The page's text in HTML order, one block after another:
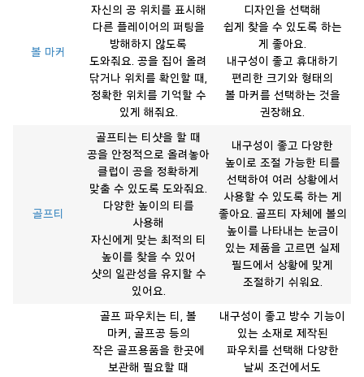
볼 마커
자신의 공 위치를 표시해
다른 플레이어의 퍼팅을
방해하지 않도록
도와줘요. 공을 집어 올려
닦거나 위치를 확인할 때,
정확한 위치를 기억할 수
있게 해줘요.
디자인을 선택해
쉽게 찾을 수 있도록 하는
게 좋아요.
내구성이 좋고 휴대하기
편리한 크기와 형태의
볼 마커를 선택하는 것을
권장해요.
골프티
골프티는 티샷을 할 때
공을 안정적으로 올려놓아
클럽이 공을 정확하게
맞출 수 있도록 도와줘요.
다양한 높이의 티를
사용해
자신에게 맞는 최적의 티
높이를 찾을 수 있어
샷의 일관성을 유지할 수
있어요.
내구성이 좋고 다양한
높이로 조절 가능한 티를
선택하여 여러 상황에서
사용할 수 있도록 하는 게
좋아요. 골프티 자체에 볼의
높이를 나타내는 눈금이
있는 제품을 고르면 실제
필드에서 상황에 맞게
조절하기 쉬워요.
골프 파우치는 티, 볼
마커, 골프공 등의
작은 골프용품을 한곳에
보관해 필요할 때
내구성이 좋고 방수 기능이
있는 소재로 제작된
파우치를 선택해 다양한
날씨 조건에서도